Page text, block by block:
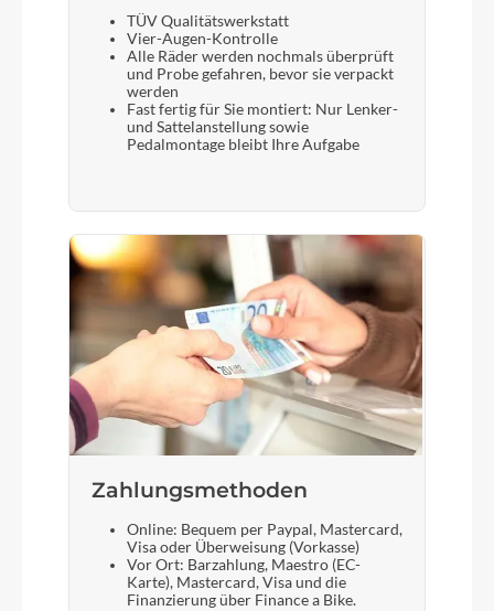
TÜV Qualitätswerkstatt
Vier-Augen-Kontrolle
Alle Räder werden nochmals überprüft
und Probe gefahren, bevor sie verpackt
werden
Fast fertig für Sie montiert: Nur Lenker-
und Sattelanstellung sowie
Pedalmontage bleibt Ihre Aufgabe
Zahlungsmethoden
Online: Bequem per Paypal, Mastercard,
Visa oder Überweisung (Vorkasse)
Vor Ort: Barzahlung, Maestro (EC-
Karte), Mastercard, Visa und die
Finanzierung über Finance a Bike.